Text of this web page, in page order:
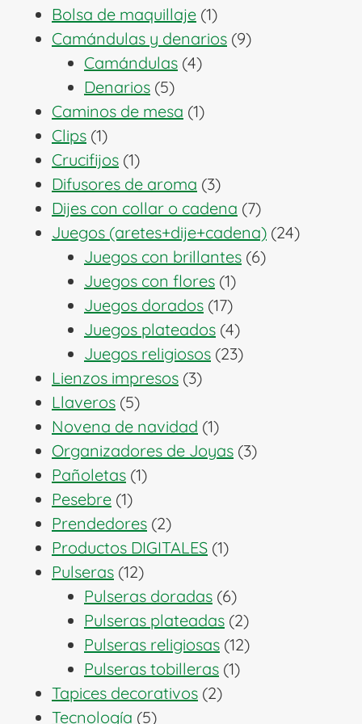
Bolsa de maquillaje 11
producto
Camándulas y denarios 99
Camándulas 44
Denarios 55
productos
Caminos de mesa 11
Clips 11
producto
Crucifijos 11
producto
Difusores de aroma 33
productos
Dijes con collar o cadena 77
productos
Juegos (aretes+dije+cadena) 2424
Juegos con brillantes 66
Juegos con flores 11
producto
Juegos dorados 1717
productos
Juegos plateados 44
productos
Juegos religiosos 2323
Lienzos impresos 33
Llaveros 55
productos
Novena de navidad 11
producto
Organizadores de Joyas 33
Pañoletas 11
Pesebre 11
producto
Prendedores 22
productos
Productos DIGITALES 11
Pulseras 1212
productos
Pulseras doradas 66
productos
Pulseras plateadas 22
productos
Pulseras religiosas 1212
Pulseras tobilleras 11
Tapices decorativos 22
Tecnología 55